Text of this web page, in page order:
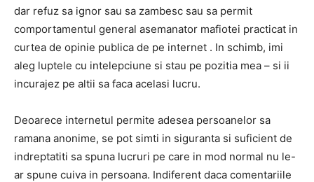
dar refuz sa ignor sau sa zambesc sau sa permit
comportamentul general asemanator mafiotei practicat in
curtea de opinie publica de pe internet . In schimb, imi
aleg luptele cu intelepciune si stau pe pozitia mea – si ii
incurajez pe altii sa faca acelasi lucru.
Deoarece internetul permite adesea persoanelor sa
ramana anonime, se pot simti in siguranta si suficient de
indreptatiti sa spuna lucruri pe care in mod normal nu le-
ar spune cuiva in persoana. Indiferent daca comentariile